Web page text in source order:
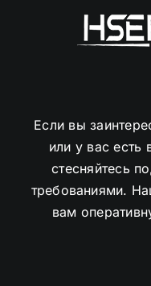
Если вы
или у вас есть
стесняйтесь
требованиями.
вам